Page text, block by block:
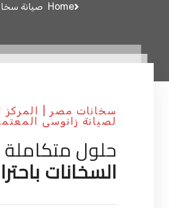
Home صيانة
سخانات مصر | المركز
لصيانة زانوسى
حلول متكاملة
السخانات